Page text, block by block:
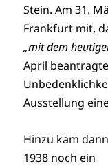
Stein. Am 31.
Frankfurt mit,
„mit dem
April
Ausstellung
Hinzu kam dann
1938 noch ein